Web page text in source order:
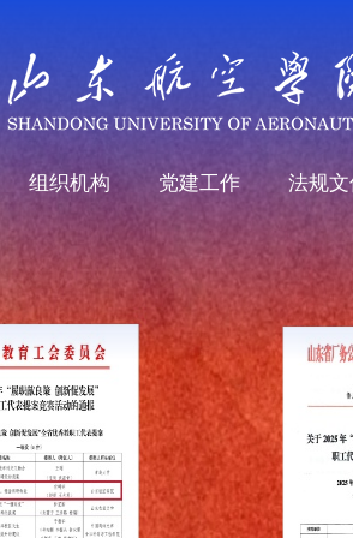
组织机构 党建工作 法规